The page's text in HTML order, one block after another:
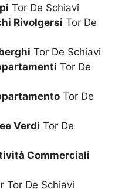
Tor De Schiavi
Rivolgersi Tor De
Tor De Schiavi
Tor De
Tor De
Verdi Tor De
Commerciali
Tor De Schiavi